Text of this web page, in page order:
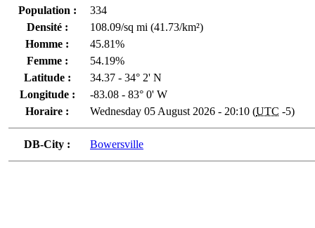
Population :
334
Densité :
108.09/sq mi (41.73/km²)
Homme :
45.81%
Femme :
54.19%
Latitude :
34.37 - 34° 2' N
Longitude :
-83.08 - 83° 0' W
Horaire :
Wednesday 05 August 2026 - 20:10 (UTC -5)
DB-City : Bowersville